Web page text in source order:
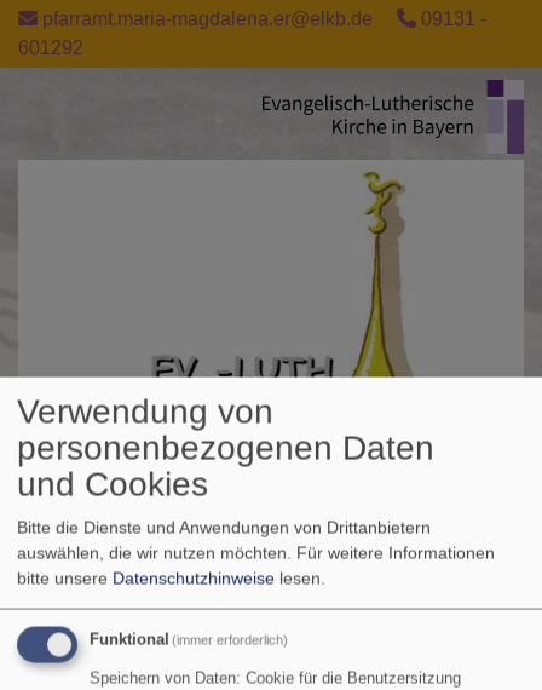
Direkt
zum
Inhalt
pfarramt.maria-magdalena.er@elkb.de
09131 -
601292
Verwendung von
personenbezogenen Daten
und Cookies
Bitte die Dienste und Anwendungen von Drittanbietern
auswählen, die wir nutzen möchten. Für weitere Informationen
bitte unsere Datenschutzhinweise lesen.
Funktional (immer erforderlich)
Speichern von Daten: Cookie für die Benutzersitzung